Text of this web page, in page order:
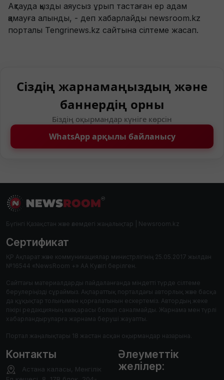
Ақтауда қызды аяусыз ұрып тастаған ер адам
қамауға алынды, - деп хабарлайды newsroom.kz
порталы Tengrinews.kz сайтына сілтеме жасап.
Сіздің жарнамаңыздың және
баннердің орны
Біздің оқырмандар күніге көрсін
WhatsApp арқылы байланысу
Бүгінгі Қазақстан және әлемдегі жаңалықтар | Newsroom.kz
Сертификат
ҚР Ақпарат және коммуникациялар министрлігінің 25.05.2017 жылдан
№16544 «NewsRoom +» АА Куәлігі берілген.
Сайттағы материалдарды пайдаланғанда міндетті түрде сілтеме
берулеріңізді сұраймыз. Ақпараттық порталдағы авторлық және басқа
да құқықтар толығымен қорғалатынын ескертеміз. Автордың жеке
пікірі редакцияның көзқарасы болып саналмайды. Жарнама мен түрлі
хабарландыруларға жарнама беруші жауапты.
Портал жаңалықтары 18 жастан асқан оқырмандар назарына.
Контакты
Астана каласы, Менгілік
Әлеуметтік
желілер: